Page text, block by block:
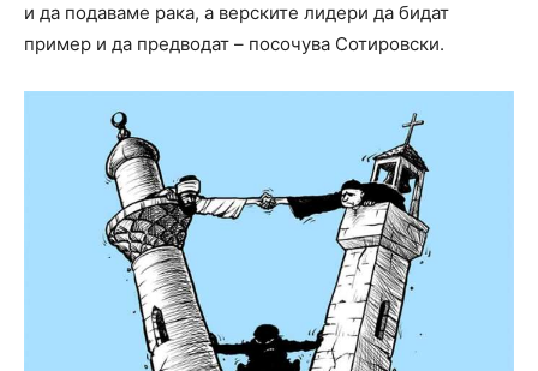
и да подаваме рака, а верските лидери да бидат
пример и да предводат – посочува Сотировски.